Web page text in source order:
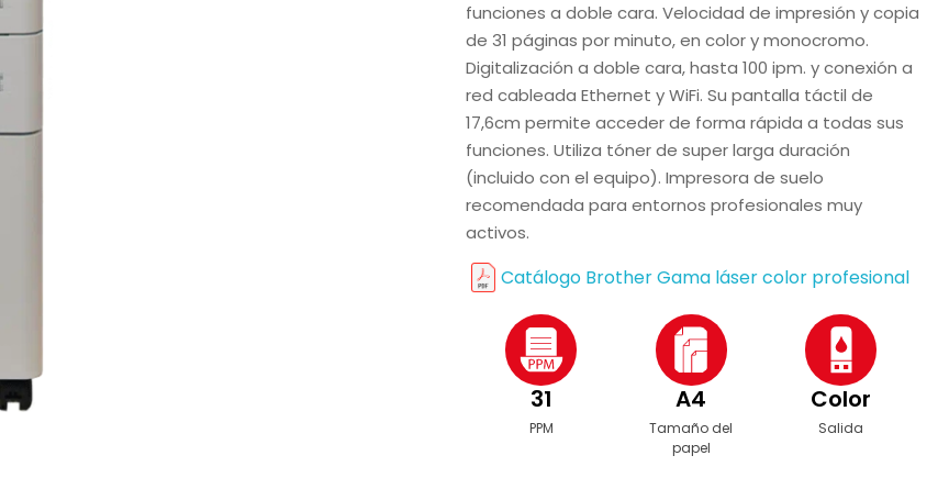
funciones a doble cara. Velocidad de impresión y copia
de 31 páginas por minuto, en color y monocromo.
Digitalización a doble cara, hasta 100 ipm. y conexión a
red cableada Ethernet y WiFi. Su pantalla táctil de
17,6cm permite acceder de forma rápida a todas sus
funciones. Utiliza tóner de super larga duración
(incluido con el equipo). Impresora de suelo
recomendada para entornos profesionales muy
activos.
Catálogo Brother Gama láser color profesional
31
PPM
A4
Tamaño del
papel
Color
Salida